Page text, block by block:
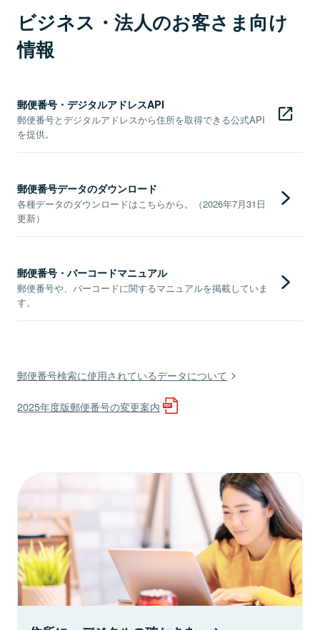
ビジネス・法人のお客さま向け
情報
郵便番号・デジタルアドレスAPI
郵便番号とデジタルアドレスから住所を取得できる公式API
を提供。
郵便番号データのダウンロード
各種データのダウンロードはこちらから。（2026年7月31日
更新）
郵便番号・バーコードマニュアル
郵便番号や、バーコードに関するマニュアルを掲載していま
す。
郵便番号検索に使用されているデータについて
2025年度版郵便番号の変更案内